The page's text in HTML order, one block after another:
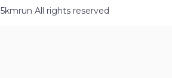
5kmrun All rights reserved